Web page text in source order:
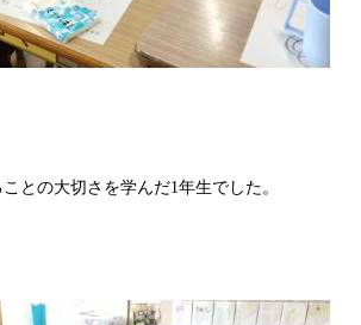
との大切さを学んだ1年生でした。